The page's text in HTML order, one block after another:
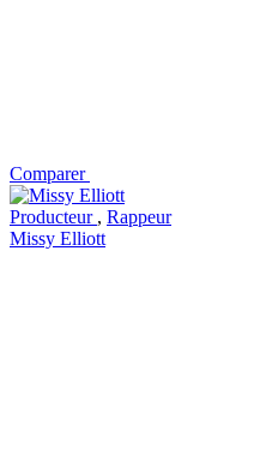
Comparer
Producteur , Rappeur
Missy Elliott